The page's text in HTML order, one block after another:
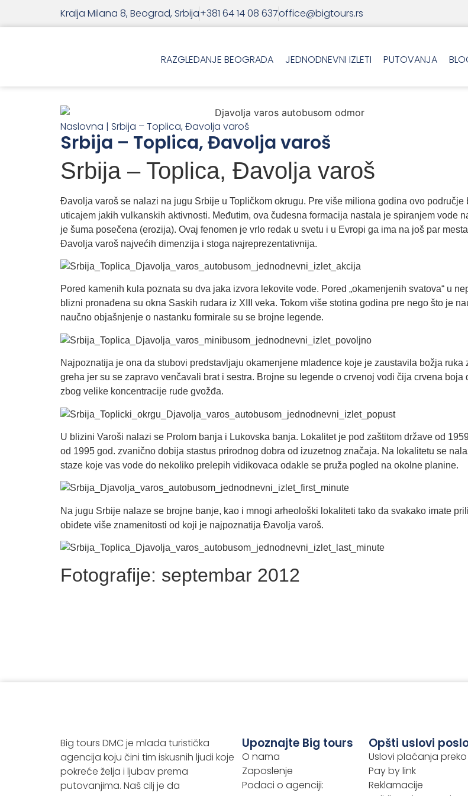
Kralja Milana 8, Beograd, Srbija+381 64 14 08 637office@bigtours.rs
RAZGLEDANJE BEOGRADA JEDNODNEVNI IZLETI PUTOVANJA
Naslovna | Srbija – Toplica, Đavolja varoš
Srbija – Toplica, Đavolja varoš
Srbija – Toplica, Đavolja varoš
Đavolja varoš se nalazi na jugu Srbije u Topličkom okrugu. Pre više miliona godina ovo područje
uticajem jakih vulkanskih aktivnosti. Međutim, ova čudesna formacija nastala je spiranjem vode
je šuma posečena (erozija). Ovaj fenomen je vrlo redak u svetu i u Evropi ga ima na još par
Đavolja varoš najvećih dimenzija i stoga najreprezentativnija.
Pored kamenih kula poznata su dva jaka izvora lekovite vode. Pored „okamenjenih svatova“ u
blizni pronađena su okna Saskih rudara iz XIII veka. Tokom više stotina godina pre nego što je
naučno objašnjenje o nastanku formirale su se brojne legende.
Najpoznatija je ona da stubovi predstavljaju okamenjene mladence koje je zaustavila božja ruka
greha jer su se zapravo venčavali brat i sestra. Brojne su legende o crvenoj vodi čija crvena boja
zbog velike koncentracije rude gvožđa.
U blizini Varoši nalazi se Prolom banja i Lukovska banja. Lokalitet je pod zaštitom države od
od 1995 god. zvanično dobija stastus prirodnog dobra od izuzetnog značaja. Na lokalitetu se
staze koje vas vode do nekoliko prelepih vidikovaca odakle se pruža pogled na okolne planine.
Na jugu Srbije nalaze se brojne banje, kao i mnogi arheološki lokaliteti tako da svakako imate
obiđete više znamenitosti od koji je najpoznatija Đavolja varoš.
Fotografije: septembar 2012
Big tours DMC je mlada turistička
agencija koju čini tim iskusnih ljudi koje
pokreće želja i ljubav prema
putovanjima. Naš cilj je da
Upoznajte Big tours
O nama
Zaposlenje
Podaci o agenciji:
Opšti uslovi
Uslovi plaćanja
Pay by link
Reklamacije